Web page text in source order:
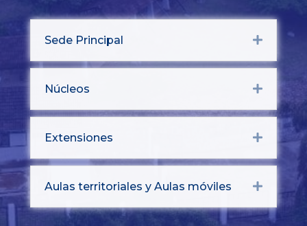
Sede Principal Expand
Núcleos Expand
Extensiones Expand
Aulas territoriales y Aulas móviles Expand